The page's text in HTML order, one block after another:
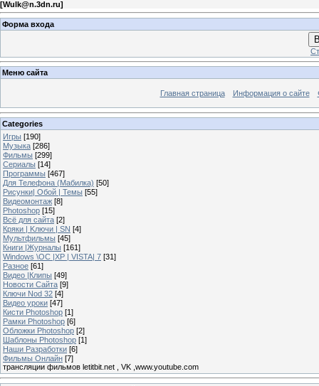
[Wulk@n.3dn.ru]
Форма входа
Меню сайта
Главная страница Информация о сайте
Categories
Игры [190]
Музыка [286]
Фильмы [299]
Сериалы [14]
Программы [467]
Для Телефона (Мабилка) [50]
Рисунки| Обой | Темы [55]
Видеомонтаж [8]
Photoshop [15]
Всё для сайта [2]
Кряки | Kлючи | SN [4]
Мультфильмы [45]
Книги |Журналы [161]
Windows \OC |XP | VISTA| 7 [31]
Разное [61]
Видео |Клипы [49]
Новости Сайта [9]
Ключи Nod 32 [4]
Видео уроки [47]
Кисти Photoshop [1]
Рамки Photoshop [6]
Обложки Photoshop [2]
Шаблоны Photoshop [1]
Наши Разработки [6]
Фильмы Онлайн [7]
трансляции фильмов letitbit.net , VK ,www.youtube.com